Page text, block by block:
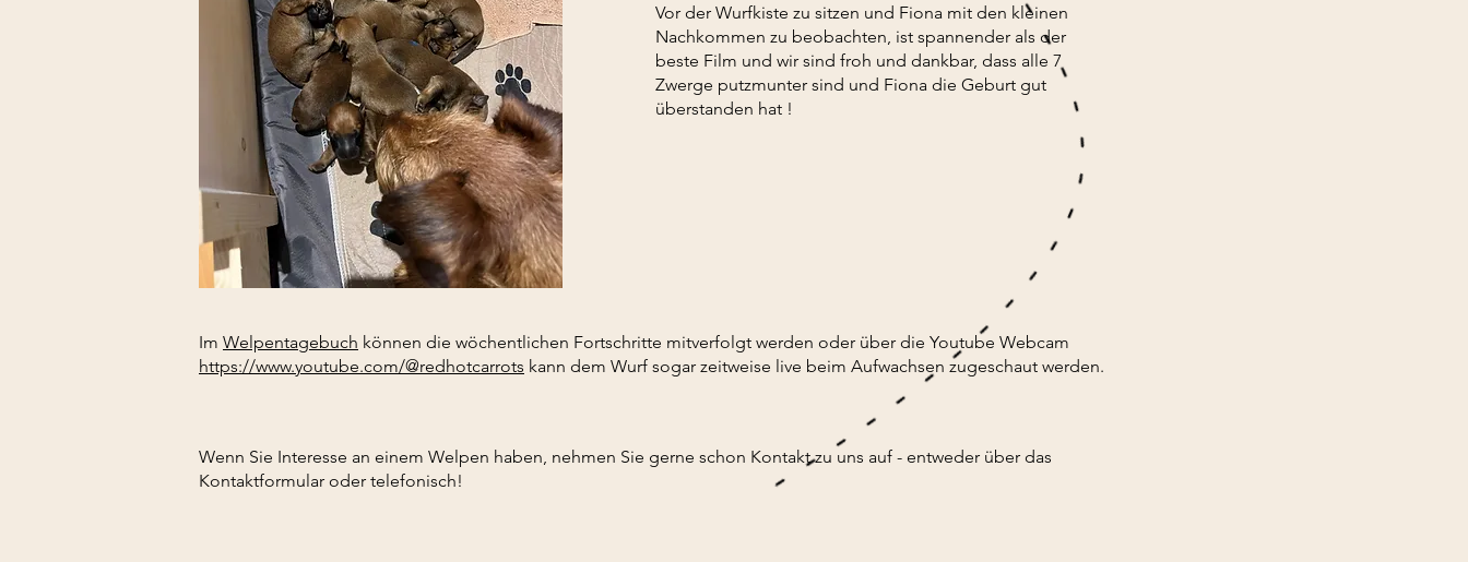
Vor der Wurfkiste zu sitzen und Fiona mit den kleinen
Nachkommen zu beobachten, ist spannender als der
beste Film und wir sind froh und dankbar, dass alle 7
Zwerge putzmunter sind und Fiona die Geburt gut
überstanden hat !
Wenn Sie Interesse an einem Welpen haben, nehmen Sie gerne schon Kontakt zu uns auf - entweder über das
Kontaktformular oder telefonisch!
Im Welpentagebuch können die wöchentlichen Fortschritte mitverfolgt werden oder über die Youtube Webcam
https://www.youtube.com/@redhotcarrots kann dem Wurf sogar zeitweise live beim Aufwachsen zugeschaut werden.